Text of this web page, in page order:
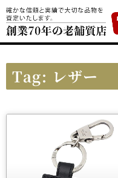
Tag: レザー